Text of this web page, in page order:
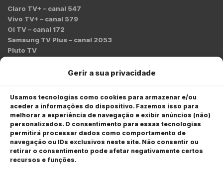
Gerir a sua privacidade
Usamos tecnologias como cookies para armazenar e/ou
aceder a informações do dispositivo. Fazemos isso para
melhorar a experiência de navegação e exibir anúncios (não)
personalizados. O consentimento para essas tecnologias
permitirá processar dados como comportamento de
navegação ou IDs exclusivos neste site. Não consentir ou
retirar o consentimento pode afetar negativamente certos
recursos e funções.
Claro TV+ – canal 547
Vivo TV+ – canal 579
Oi TV – canal 172
Samsung TV Plus – canal 2053
Pluto TV
redacao@bmcnews.com.br
Comercial:
comercial@bmcnews.com.br
Anuncie na BM&C News
A BM&C News conecta marcas a milhões de investidores
através de TV, YouTube e plataformas digitais.